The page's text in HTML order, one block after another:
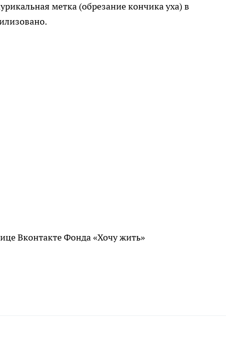
метка (обрезание кончика уха) в
Вконтакте Фонда «Хочу жить»